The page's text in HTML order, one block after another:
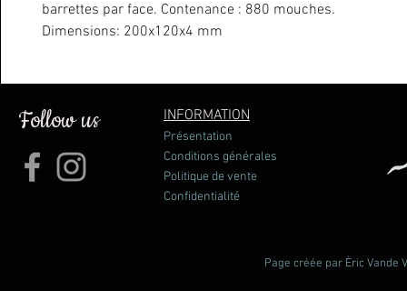
barrettes par face. Contenance : 880 mouches.
Dimensions: 200x120x4 mm
Follow us INFORMATION
Présentation
Conditions générales
Politique de vente
Confidentialité
Page créée par Èric Vande